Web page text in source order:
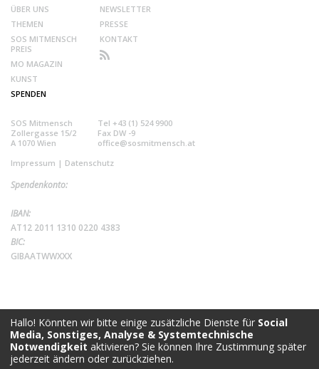
ÜBER UNS
THEMEN
SOS MITMENSCH
PREIS
MO MAGAZIN
KUNST
SPENDEN
NEWSLETTER
PRESSE
KONTAKT
SOS Mitmensch
Zollergasse 15/2
A 1070 Wien
Tel +43 (1) 524 9900
Fax DW -9
office@sosmitmensch.at
Impressum | Datenschutz
Spendenkonto:
IBAN:
AT12 2011 1310 0220 4383
BIC:
GIBAATWWXXX
Hallo! Könnten wir bitte einige zusätzliche Dienste für Social
Media, Sonstiges, Analyse & Systemtechnische
Notwendigkeit aktivieren? Sie können Ihre Zustimmung später
jederzeit ändern oder zurückziehen.